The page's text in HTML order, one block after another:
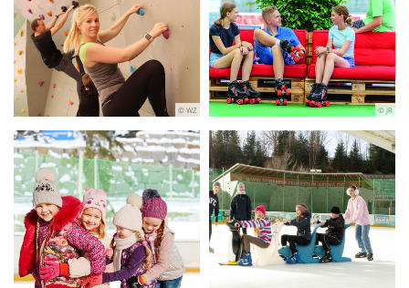
© WZ © JR